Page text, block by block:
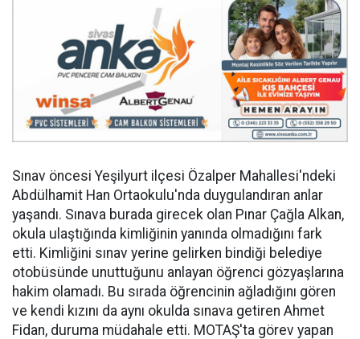
Sınav öncesi Yeşilyurt ilçesi Özalper Mahallesi'ndeki
Abdülhamit Han Ortaokulu'nda duygulandıran anlar
yaşandı. Sınava burada girecek olan Pınar Çağla Alkan,
okula ulaştığında kimliğinin yanında olmadığını fark
etti. Kimliğini sınav yerine gelirken bindiği belediye
otobüsünde unuttuğunu anlayan öğrenci gözyaşlarına
hakim olamadı. Bu sırada öğrencinin ağladığını gören
ve kendi kızını da aynı okulda sınava getiren Ahmet
Fidan, duruma müdahale etti. MOTAŞ'ta görev yapan